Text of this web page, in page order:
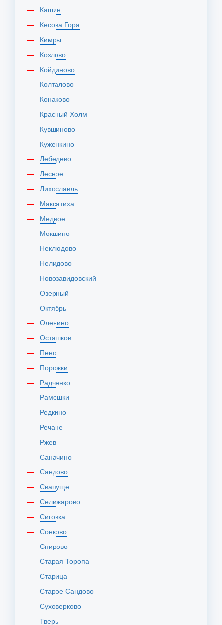
Кашин
Кесова Гора
Кимры
Козлово
Койдиново
Колталово
Конаково
Красный Холм
Кувшиново
Куженкино
Лебедево
Лесное
Лихославль
Максатиха
Медное
Мокшино
Неклюдово
Нелидово
Новозавидовский
Озерный
Октябрь
Оленино
Осташков
Пено
Порожки
Радченко
Рамешки
Редкино
Речане
Ржев
Саначино
Сандово
Свапуще
Селижарово
Сиговка
Сонково
Спирово
Старая Торопа
Старица
Старое Сандово
Суховерково
Тверь